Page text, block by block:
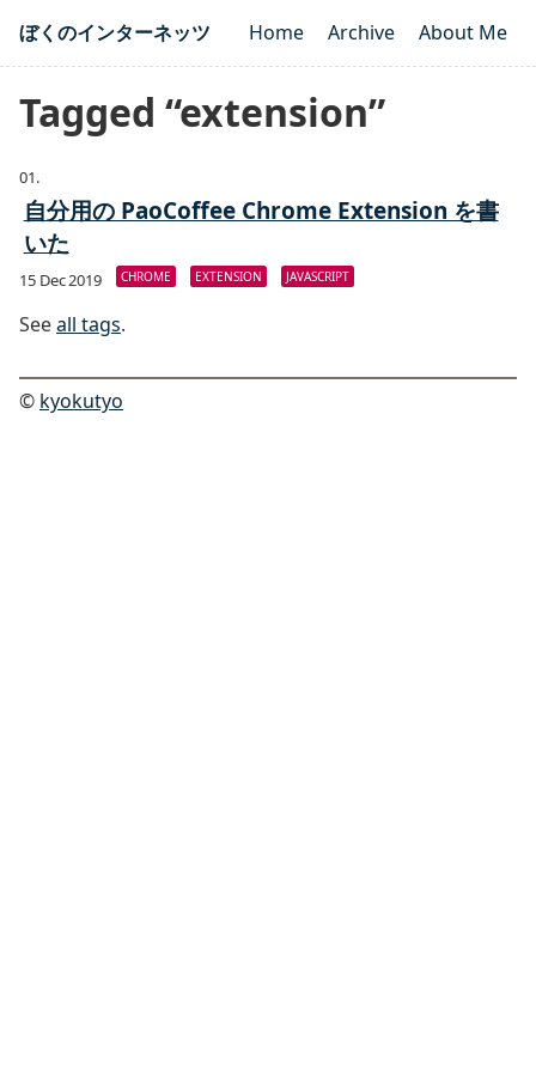
ぼくのインターネッツ Home Archive About Me
Tagged “extension”
自分用の PaoCoffee Chrome Extension を書
いた
15 Dec 2019 CHROME EXTENSION JAVASCRIPT
Seeall tags.
© kyokutyo